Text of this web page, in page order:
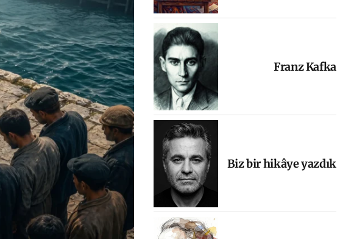
Franz Kafka
Biz bir hikâye yazdık